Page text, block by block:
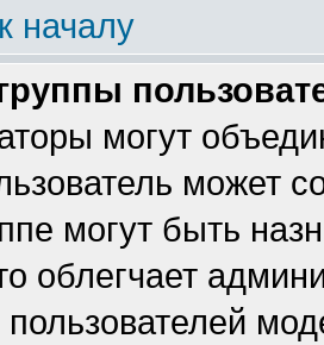
началу
могут
может
могут быть
облегчает
пользователей